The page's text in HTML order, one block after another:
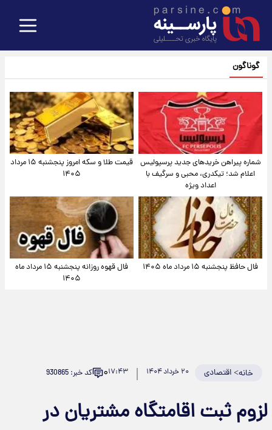
گوناگون
شماره پیراهن خریدهای جدید پرسپولیس
اعلام شد؛ تیکدری، محبی و سرگیف با
اعداد ویژه
قیمت طلا و سکه امروز پنجشنبه ۱۵ مرداد
۱۴۰۵
فال حافظ پنجشنبه ۱۵ مرداد ماه ۱۴۰۵
فال قهوه روزانه پنجشنبه ۱۵ مرداد ماه
۱۴۰۵
خانه>اقتصادی ۲۰ خرداد ۱۴۰۴ ۱۷:۴۳۰ کد خبر: 930865
لزوم ثبت اقامتگاه مشتریان در